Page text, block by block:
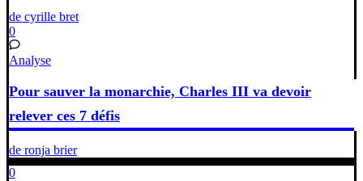
de cyrille bret
0
Analyse
Pour sauver la monarchie, Charles III va devoir
relever ces 7 défis
de ronja brier
0